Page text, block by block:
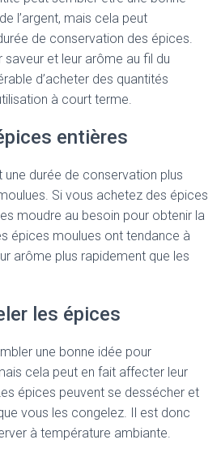
l’argent, mais cela peut
de conservation des épices.
saveur et leur arôme au fil du
d’acheter des quantités
à court terme.
entières
durée de conservation plus
Si vous achetez des épices
moudre au besoin pour obtenir la
épices moulues ont tendance à
arôme plus rapidement que les
les épices
une bonne idée pour
cela peut en fait affecter leur
épices peuvent se dessécher et
vous les congelez. Il est donc
à température ambiante.